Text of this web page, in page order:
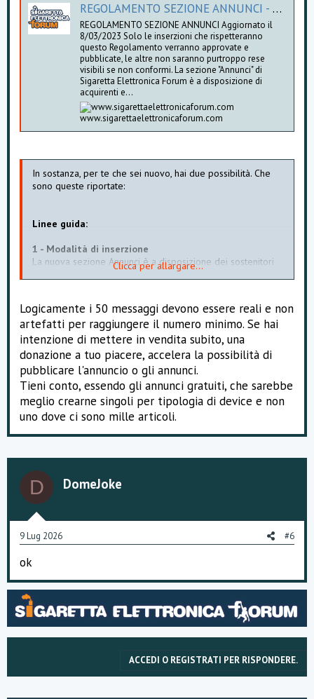
REGOLAMENTO SEZIONE ANNUNCI - SEF
REGOLAMENTO SEZIONE ANNUNCI Aggiornato il
8/03/2023 Solo le inserzioni che rispetteranno
questo Regolamento verranno approvate e
pubblicate, le altre non saranno purtroppo rese
visibili se non conformi. La sezione "Annunci" di
Sigaretta Elettronica Forum è a disposizione di
acquirenti e...
www.sigarettaelettronicaforum.com
In sostanza, per te che sei nuovo, hai due possibilità. Che
sono queste riportate:
Linee guida:
1 - Modalità di inserzione
La nuova sezione Annunci è a disposizione dei sostenitori
della nostra community, che includono i normali
una piccola donazione al nostro sito per noi utile a
provvedere a tutte le spese mensili che una tale
piattaforma comporta.
Questi utenti potranno procedere all'inserimento dei loro
annunci dopo essersi preventivamente presentati
nell'apposita sezione dedicata alle presentazioni.
Clicca per allargare...
Logicamente i 50 messaggi devono essere reali e non
artefatti per raggiungere il numero minimo. Se hai
intenzione di mettere in vendita subito, una
donazione a tuo piacere, accelera la possibilità di
pubblicare l'annuncio o gli annunci.
Tieni conto, essendo gli annunci gratuiti, che sarebbe
meglio crearne singoli per tipologia di device e non
uno dove ci sono mille articoli.
D DomeJoke
9 Lug 2026 #6
ok
ACCEDI O REGISTRATI PER RISPONDERE.